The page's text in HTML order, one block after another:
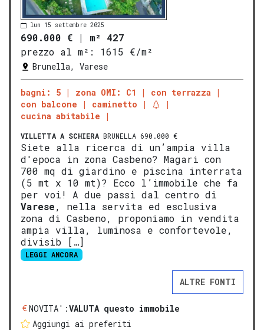
lun 15 settembre 2025
690.000 € | m² 427
prezzo al m²:
1615 €/m²
Brunella, Varese
bagni: 5 zona OMI: C1
con terrazza
con balcone
caminetto
cucina abitabile
VILLETTA A SCHIERA BRUNELLA 690.000 €
Siete alla ricerca di un’ampia villa
d'epoca in zona Casbeno? Magari con
700 mq di giardino e piscina interrata
(5 mt x 10 mt)? Ecco l’immobile che fa
per voi! A due passi dal centro di
Varese, nella servita ed esclusiva
zona di Casbeno, proponiamo in vendita
ampia villa, luminosa e confortevole,
divisib […]
LEGGI ANCORA
ALTRE FONTI
NOVITA':VALUTA questo immobile
Aggiungi ai preferiti